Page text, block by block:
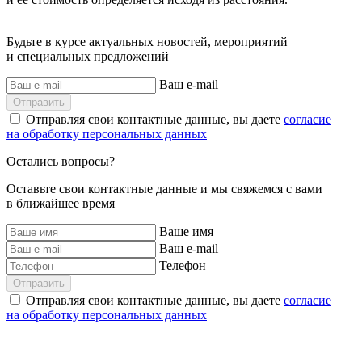
Будьте в курсе актуальных новостей, мероприятий
и специальных предложений
Ваш e-mail
Отправить
Отправляя свои контактные данные, вы даете согласие
на обработку персональных данных
Остались вопросы?
Оставьте свои контактные данные и мы свяжемся с вами
в ближайшее время
Ваше имя
Ваш e-mail
Телефон
Отправить
Отправляя свои контактные данные, вы даете согласие
на обработку персональных данных